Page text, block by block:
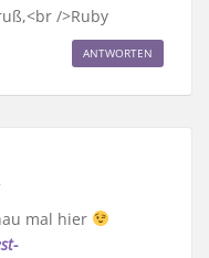
/>Ruby
ANTWORTEN
mal hier